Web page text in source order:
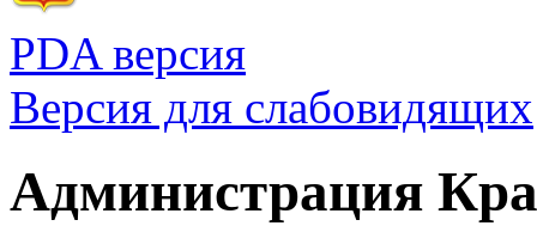
PDA версия
Версия для слабовидящих
Администрация